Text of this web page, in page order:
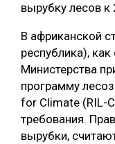
ЛЕСОПИЛЕНИЕ
ДЕРЕВЯННОЕ
БЕЗОПАСНОЕ
СОРТИРОВКА
вырубку лесов к
В африканской
республика),
Министерства
программу
for Climate (RIL-
требования.
вырубки,